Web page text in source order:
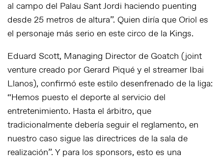
al campo del Palau Sant Jordi haciendo puenting
desde 25 metros de altura”. Quien diría que Oriol es
el personaje más serio en este circo de la Kings.
Eduard Scott, Managing Director de Goatch (joint
venture creado por Gerard Piqué y el streamer Ibai
Llanos), confirmó este estilo desenfrenado de la liga:
“Hemos puesto el deporte al servicio del
entretenimiento. Hasta el árbitro, que
tradicionalmente debería seguir el reglamento, en
nuestro caso sigue las directrices de la sala de
realización”. Y para los sponsors, esto es una